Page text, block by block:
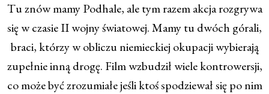
Tu znów mamy Podhale, ale tym razem akcja rozgrywa
się w czasie II wojny światowej. Mamy tu dwóch górali,
braci, którzy w obliczu niemieckiej okupacji wybierają
zupełnie inną drogę. Film wzbudził wiele kontrowersji,
co może być zrozumiałe jeśli ktoś spodziewał się po nim